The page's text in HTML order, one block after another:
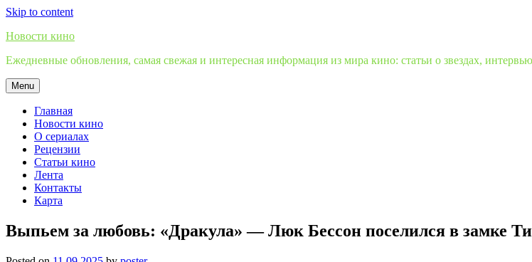
Skip to content
Новости кино
Ежедневные обновления, самая свежая и интересная информация из мира кино: статьи о звездах,
Menu
Главная
Новости кино
О сериалах
Рецензии
Статьи кино
Лента
Контакты
Карта
Выпьем за любовь: «Дракула» — Люк Бессон поселился в замке